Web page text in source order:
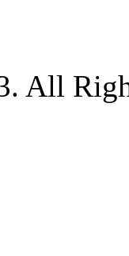
All